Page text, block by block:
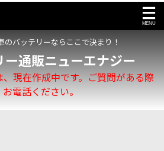
のバッテリーならここで決まり！
ー通販ニューエナジー
現在作成中です。ご質問がある際
電話ください。